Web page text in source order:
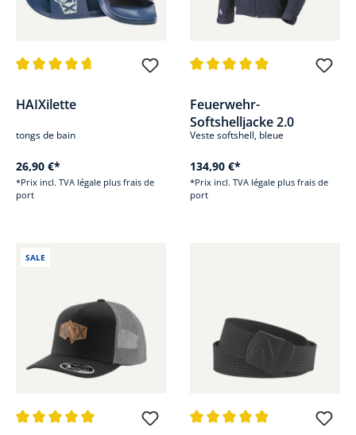
HAIXilette
tongs de bain
26,90 €*
*Prix incl. TVA légale plus frais de
port
Feuerwehr-
Softshelljacke 2.0
Veste softshell, bleue
134,90 €*
*Prix incl. TVA légale plus frais de
port
SALE